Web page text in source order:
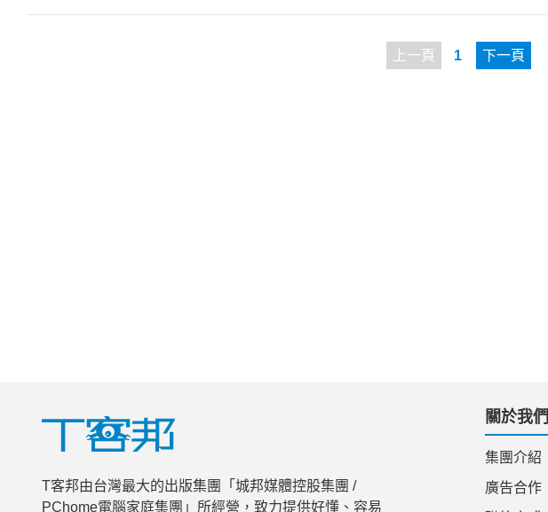
上一頁 1 下一頁
T客邦由台灣最大的出版集團「城邦媒體控股集團 /
PChome電腦家庭集團」所經營，致力提供好懂、容易
關於我們
集團介紹
廣告合作